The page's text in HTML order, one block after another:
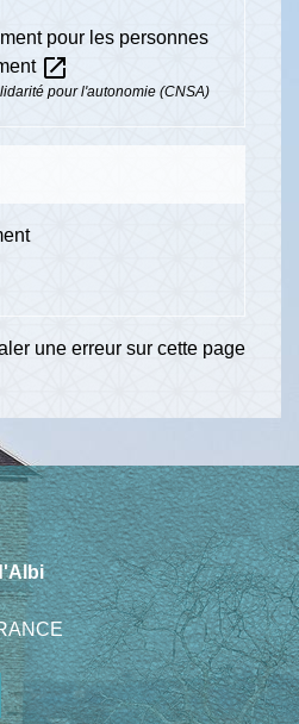
pour les personnes
open_in_new
pour l'autonomie (CNSA)
une erreur sur cette page